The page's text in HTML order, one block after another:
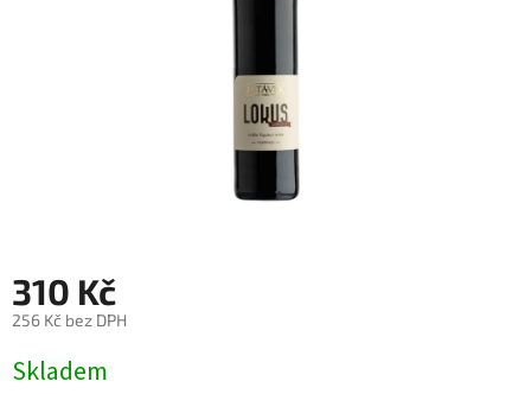
310 Kč
256 Kč bez DPH
cena:
Skladem